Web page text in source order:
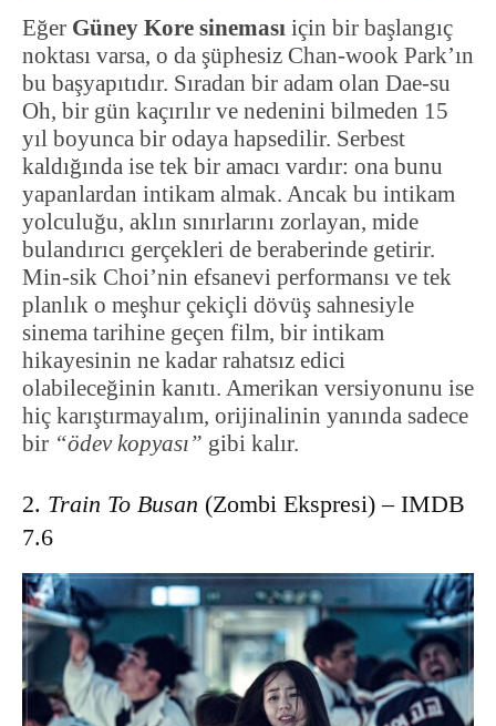
Eğer Güney Kore sineması için bir başlangıç
noktası varsa, o da şüphesiz Chan-wook Park’ın
bu başyapıtıdır. Sıradan bir adam olan Dae-su
Oh, bir gün kaçırılır ve nedenini bilmeden 15
yıl boyunca bir odaya hapsedilir. Serbest
kaldığında ise tek bir amacı vardır: ona bunu
yapanlardan intikam almak. Ancak bu intikam
yolculuğu, aklın sınırlarını zorlayan, mide
bulandırıcı gerçekleri de beraberinde getirir.
Min-sik Choi’nin efsanevi performansı ve tek
planlık o meşhur çekiçli dövüş sahnesiyle
sinema tarihine geçen film, bir intikam
hikayesinin ne kadar rahatsız edici
olabileceğinin kanıtı. Amerikan versiyonunu ise
hiç karıştırmayalım, orijinalinin yanında sadece
bir “ödev kopyası” gibi kalır.
2. Train To Busan (Zombi Ekspresi) – IMDB
7.6